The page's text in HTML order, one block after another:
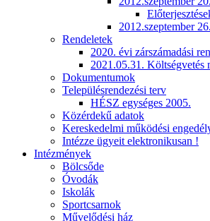
2012.szeptember 26.
Rendeletek
2020. évi zárszámadási
2021.05.31. Költségvetés
Dokumentumok
Településrendezési terv
HÉSZ egységes 2005.
Közérdekű adatok
Kereskedelmi működési
Intézze ügyeit elektronikusan !
Intézmények
Bölcsőde
Óvodák
Iskolák
Sportcsarnok
Művelődési ház